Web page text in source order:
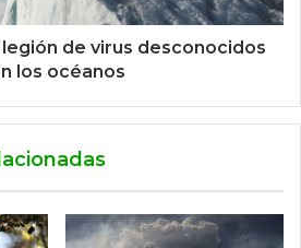
de virus desconocidos
los océanos